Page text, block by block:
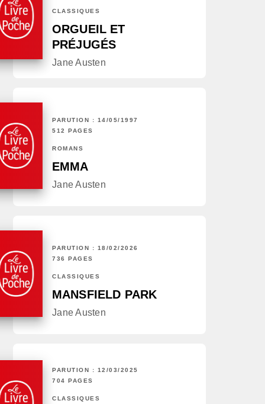
CLASSIQUES
ORGUEIL ET
PRÉJUGÉS
Jane Austen
PARUTION : 14/05/1997
512 PAGES
ROMANS
EMMA
Jane Austen
PARUTION : 18/02/2026
736 PAGES
CLASSIQUES
MANSFIELD PARK
Jane Austen
PARUTION : 12/03/2025
704 PAGES
CLASSIQUES